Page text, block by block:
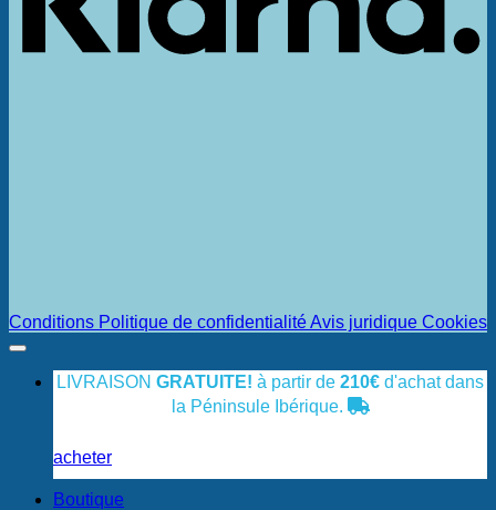
Conditions Politique de confidentialitéAvis juridique Cookies
LIVRAISON GRATUITE! à partir de 210€ d'achat dans
la Péninsule Ibérique.
acheter
Boutique